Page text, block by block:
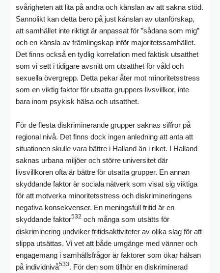
svårigheten att lita på andra och känslan av att sakna stöd.
Sannolikt kan detta bero på just känslan av utanförskap,
att samhället inte riktigt är anpassat för ”sådana som mig”
och en känsla av främlingskap inför majoritetssamhället.
Det finns också en tydlig korrelation med faktisk utsatthet
som vi sett i tidigare avsnitt om utsatthet för våld och
sexuella övergrepp. Detta pekar åter mot minoritetsstress
som en viktig faktor för utsatta gruppers livsvillkor, inte
bara inom psykisk hälsa och utsatthet.
För de flesta diskriminerande grupper saknas siffror på
regional nivå. Det finns dock ingen anledning att anta att
situationen skulle vara bättre i Halland än i riket. I Halland
saknas urbana miljöer och större universitet där
livsvillkoren ofta är bättre för utsatta grupper. En annan
skyddande faktor är sociala nätverk som visat sig viktiga
för att motverka minoritetsstress och diskrimineringens
negativa konsekvenser. En meningsfull fritid är en
skyddande faktor532 och många som utsätts för
diskriminering undviker fritidsaktiviteter av olika slag för att
slippa utsättas. Vi vet att både umgänge med vänner och
engagemang i samhällsfrågor är faktorer som ökar hälsan
på individnivå533. För den som tillhör en diskriminerad